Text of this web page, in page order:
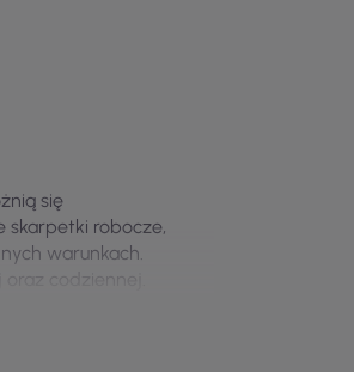
się
skarpetki robocze,
warunkach.